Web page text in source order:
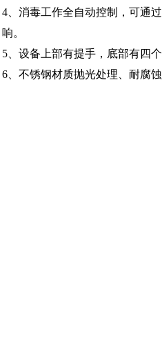
4、消毒工作全自动控制，可通
响。
5、设备上部有提手，底部有四
6、不锈钢材质抛光处理、耐腐